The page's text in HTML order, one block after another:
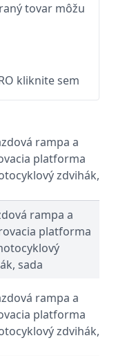
tovar môžu
kliknite sem
rampа a
platforma
sada